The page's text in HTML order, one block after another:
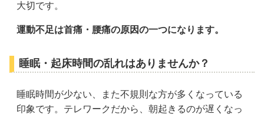
大切です。
運動不足は首痛・腰痛の原因の一つになります。
睡眠・起床時間の乱れはありませんか？
睡眠時間が少ない、また不規則な方が多くなっている
印象です。テレワークだから、朝起きるのが遅くなっ